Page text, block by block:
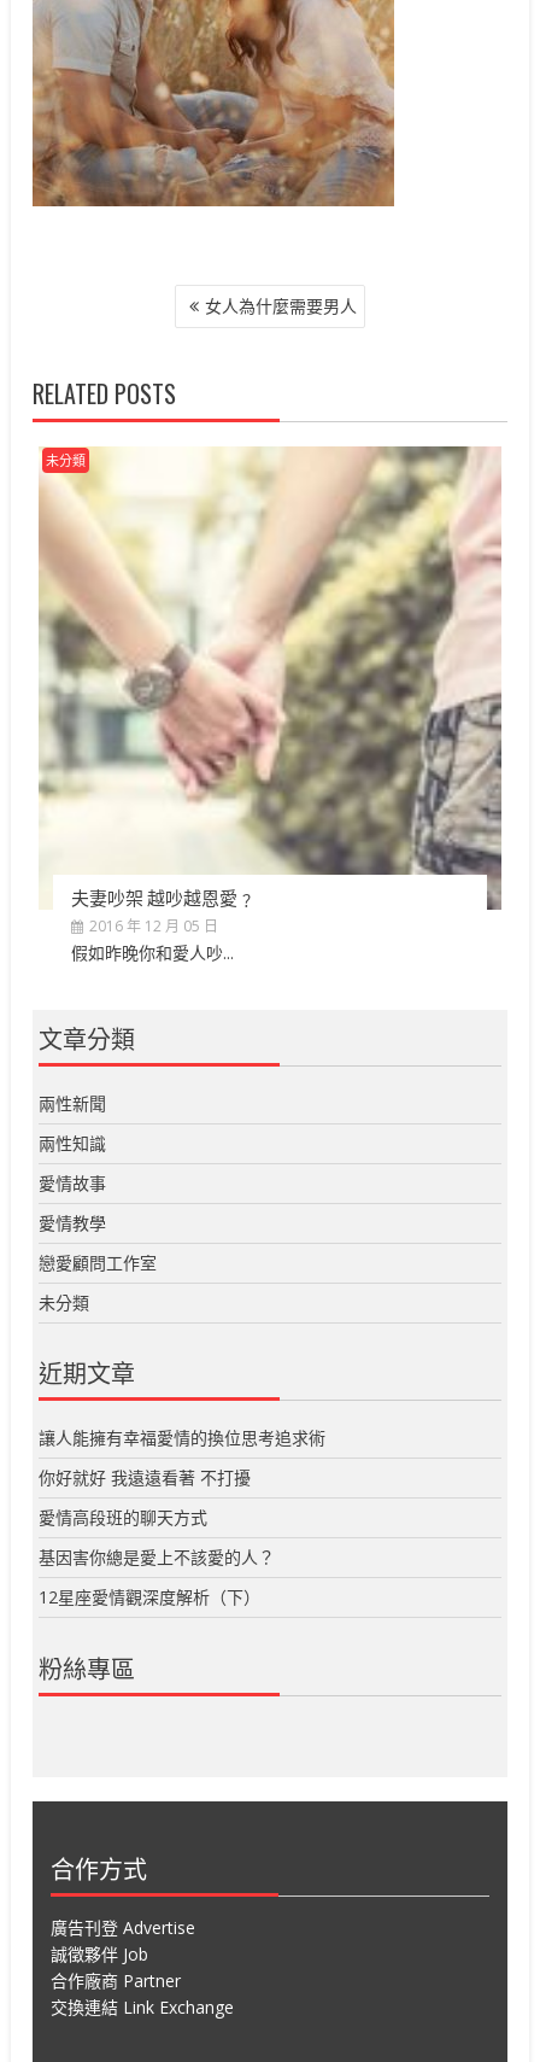
覽
女人為什麼需要男人
RELATED POSTS
未分類
夫妻吵架 越吵越恩愛﹖
2016 年 12 月 05 日
假如昨晚你和愛人吵...
文章分類
兩性新聞
兩性知識
愛情故事
愛情教學
戀愛顧問工作室
未分類
近期文章
讓人能擁有幸福愛情的換位思考追求術
你好就好 我遠遠看著 不打擾
愛情高段班的聊天方式
基因害你總是愛上不該愛的人？
12星座愛情觀深度解析（下）
粉絲專區
合作方式
廣告刊登 Advertise
誠徵夥伴 Job
合作廠商 Partner
交換連結 Link Exchange